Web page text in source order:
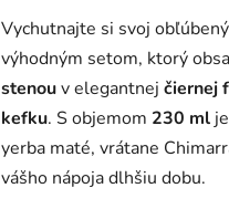
4,0
z
5
hviezdičiek.
Vychutnajte si svoj
výhodným setom, ktorý
stenouv elegantnej čiernej
kefku. S objemom 230 ml
yerba maté, vrátane
vášho nápoja dlhšiu dobu.